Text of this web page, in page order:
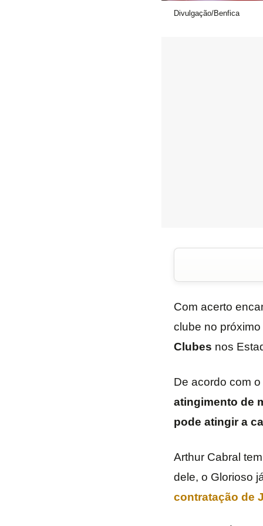
Divulgação/Benfica
Com acerto
clube no
Clubes nos
De acordo com o
atingimento de
pode atingir a
Arthur Cabral
dele, o Glorioso
contratação de